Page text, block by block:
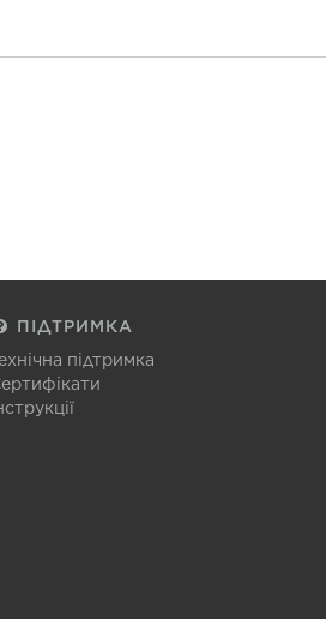
ПІДТРИМКА
підтримка